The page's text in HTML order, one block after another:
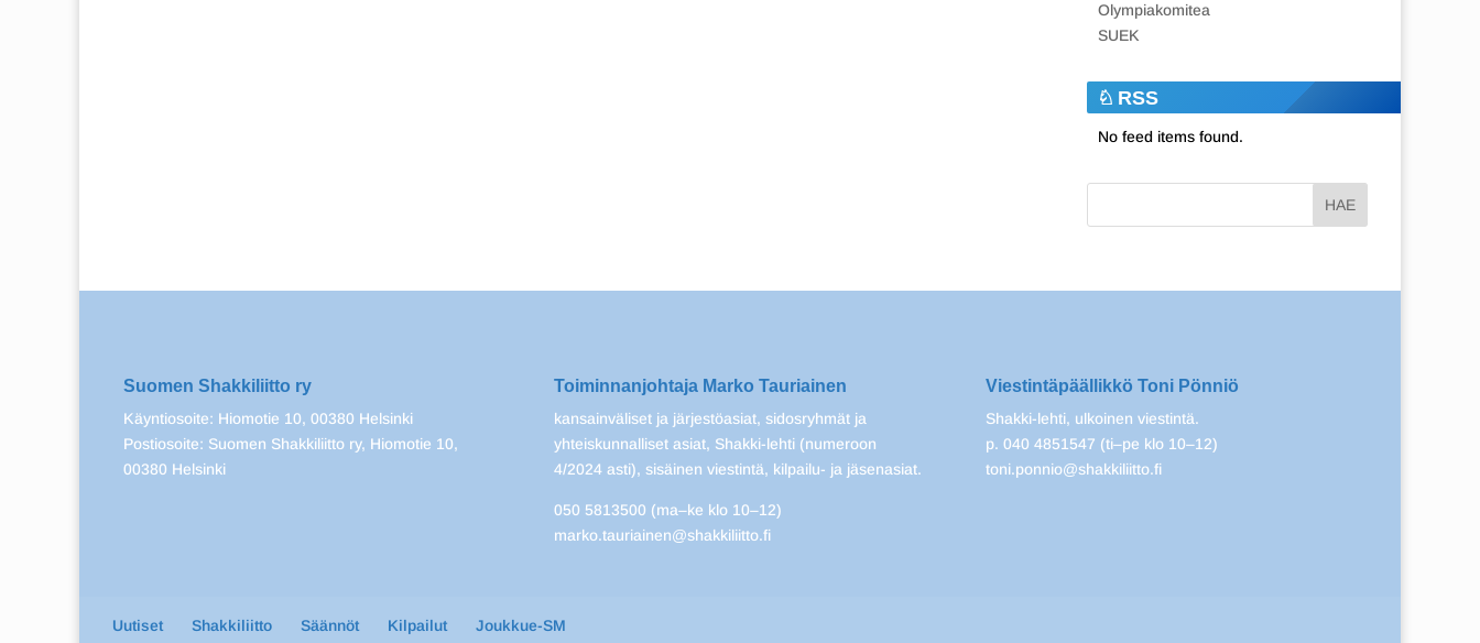
Olympiakomitea
SUEK
RSS
No feed items found.
Suomen Shakkiliitto ry
Käyntiosoite: Hiomotie 10, 00380 Helsinki
Postiosoite: Suomen Shakkiliitto ry, Hiomotie 10,
00380 Helsinki
Toiminnanjohtaja Marko Tauriainen
kansainväliset ja järjestöasiat, sidosryhmät ja
yhteiskunnalliset asiat, Shakki-lehti (numeroon
4/2024 asti), sisäinen viestintä, kilpailu- ja jäsenasiat.
050 5813500 (ma–ke klo 10–12)
marko.tauriainen@shakkiliitto.fi
Viestintäpäällikkö Toni Pönniö
Shakki-lehti, ulkoinen viestintä.
p. 040 4851547 (ti–pe klo 10–12)
toni.ponnio@shakkiliitto.fi
Uutiset Shakkiliitto Säännöt Kilpailut Joukkue-SM